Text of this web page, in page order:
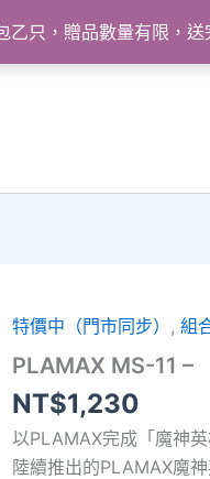
乙只，贈品數量有限，
特價中（門市同步） ,組
PLAMAX MS-11 –
NT$1,230
以PLAMAX完成「魔神
陸續推出的PLAMAX魔